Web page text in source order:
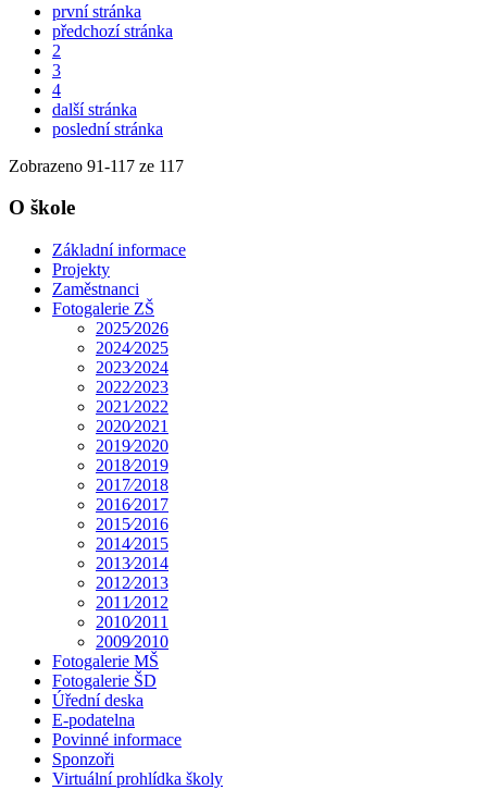
první stránka
předchozí stránka
2
3
4
další stránka
poslední stránka
Zobrazeno 91-117 ze 117
O škole
Základní informace
Projekty
Zaměstnanci
Fotogalerie ZŠ
2025⁄2026
2024⁄2025
2023⁄2024
2022⁄2023
2021⁄2022
2020⁄2021
2019⁄2020
2018⁄2019
2017⁄2018
2016⁄2017
2015⁄2016
2014⁄2015
2013⁄2014
2012⁄2013
2011⁄2012
2010⁄2011
2009⁄2010
Fotogalerie MŠ
Fotogalerie ŠD
Úřední deska
E-podatelna
Povinné informace
Sponzoři
Virtuální prohlídka školy